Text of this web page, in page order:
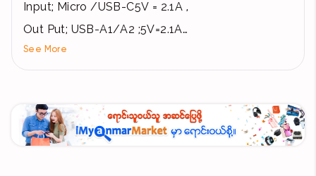
Input; Micro /USB-C5V = 2.1A ,
Out Put; USB-A1/A2 ;5V=2.1A
LED Incicator
See More